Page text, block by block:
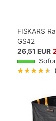
FISKARS
GS42
26,51 EUR
★★★★★